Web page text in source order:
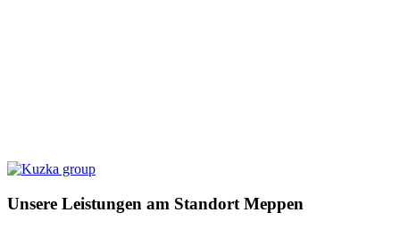
Unsere Leistungen am Standort Meppen